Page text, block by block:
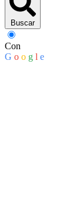
Buscar
Con
G o o g l e